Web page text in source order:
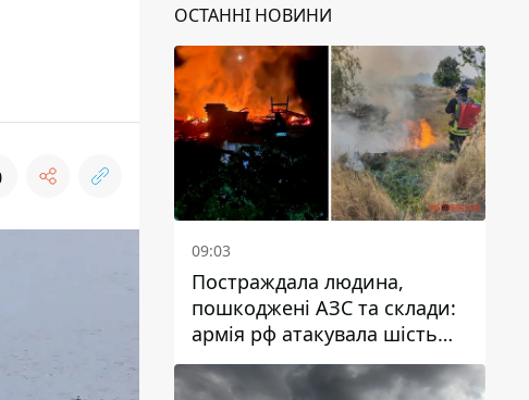
ОСТАННІ НОВИНИ
09:03
Постраждала людина,
пошкоджені АЗС та склади:
армія рф атакувала шість
районів Дніпропетровської
області